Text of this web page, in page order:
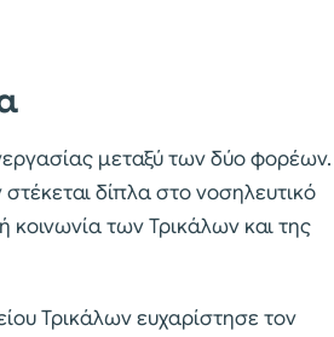
μεταξύ των δύο φορέων.
δίπλα στο νοσηλευτικό
των Τρικάλων και της
Τρικάλων ευχαρίστησε τον